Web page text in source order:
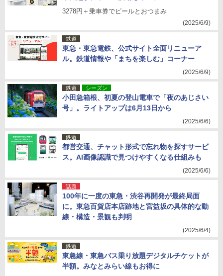
3278円＋乗車券でビールとおつまみ
(2025/6/9)
鉄道
東急・東急電鉄、公式サイト全面リニューア
ル。鉄道情報や「まちを楽しむ」コーナー
(2025/6/9)
鉄道 シーズン
小田急箱根、初夏の登山電車で「夜のあじさい
号」。ライトアップは6月13日から
(2025/6/6)
鉄道
都営交通、チャット形式で忘れ物を探すサービ
ス。AI画像認識で見つけやすくなる仕組みも
(2025/6/6)
話題
100年に一度の東急・渋谷再開発が最終局面
に。東急百貨店本店跡地と宮益坂の具体的な動
線・構造・景観も判明
(2025/6/4)
鉄道
東急線・東急バス乗り放題デジタルチケットが
半額。みなとみらい線もお得に